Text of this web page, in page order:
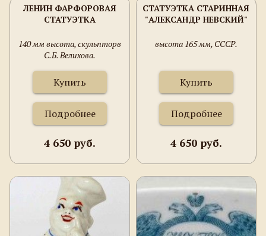
ЛЕНИН ФАРФОРОВАЯ
СТАТУЭТКА
140 мм высота, скульпторв
С.Б. Велихова.
Купить
Подробнее
4 650 руб.
СТАТУЭТКА СТАРИННАЯ
"АЛЕКСАНДР НЕВСКИЙ"
высота 165 мм, СССР.
Купить
Подробнее
4 650 руб.